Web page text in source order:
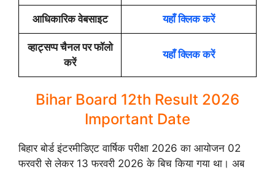
आधिकारिक वेबसाइट यहाँ क्लिक करें
व्हाट्सप्प चैनल पर फॉलो
करें
यहाँ क्लिक करें
Bihar Board 12th Result 2026
Important Date
बिहार बोर्ड इंटरमीडिएट वार्षिक परीक्षा 2026 का आयोजन 02
फरवरी से लेकर 13 फरवरी 2026 के बिच किया गया था। अब